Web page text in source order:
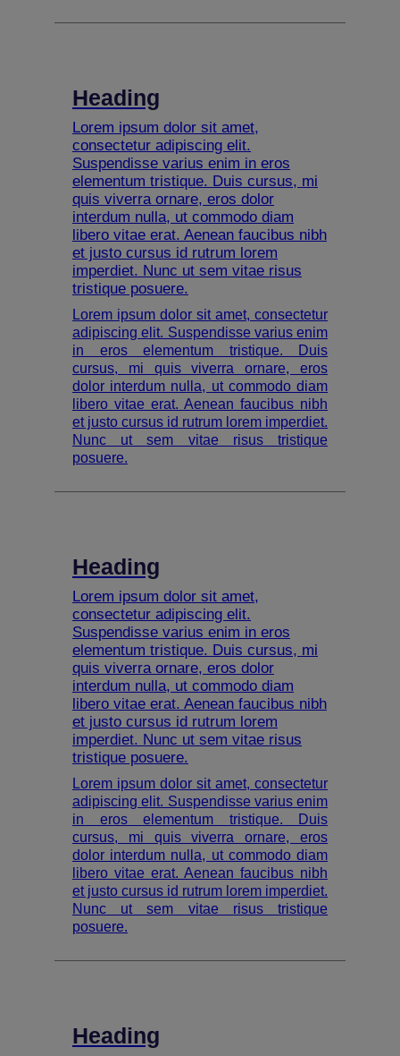
Heading
Lorem ipsum dolor sit amet,
consectetur adipiscing elit.
Suspendisse varius enim in eros
elementum tristique. Duis cursus, mi
quis viverra ornare, eros dolor
interdum nulla, ut commodo diam
libero vitae erat. Aenean faucibus nibh
et justo cursus id rutrum lorem
imperdiet. Nunc ut sem vitae risus
tristique posuere.
Lorem ipsum dolor sit amet, consectetur
adipiscing elit. Suspendisse varius enim
in eros elementum tristique. Duis
cursus, mi quis viverra ornare, eros
dolor interdum nulla, ut commodo diam
libero vitae erat. Aenean faucibus nibh
et justo cursus id rutrum lorem imperdiet.
Nunc ut sem vitae risus tristique
posuere.
Heading
Lorem ipsum dolor sit amet,
consectetur adipiscing elit.
Suspendisse varius enim in eros
elementum tristique. Duis cursus, mi
quis viverra ornare, eros dolor
interdum nulla, ut commodo diam
libero vitae erat. Aenean faucibus nibh
et justo cursus id rutrum lorem
imperdiet. Nunc ut sem vitae risus
tristique posuere.
Lorem ipsum dolor sit amet, consectetur
adipiscing elit. Suspendisse varius enim
in eros elementum tristique. Duis
cursus, mi quis viverra ornare, eros
dolor interdum nulla, ut commodo diam
libero vitae erat. Aenean faucibus nibh
et justo cursus id rutrum lorem imperdiet.
Nunc ut sem vitae risus tristique
posuere.
Heading